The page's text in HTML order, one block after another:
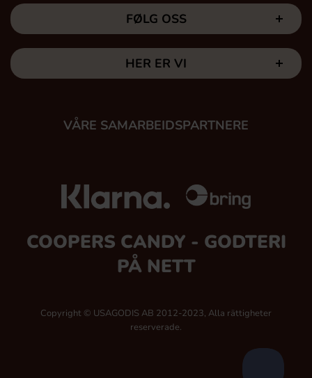
FØLG OSS
HER ER VI
VÅRE SAMARBEIDSPARTNERE
COOPERS CANDY - GODTERI
PÅ NETT
Copyright © USAGODIS AB 2012-2023, Alla rättigheter
reserverade.